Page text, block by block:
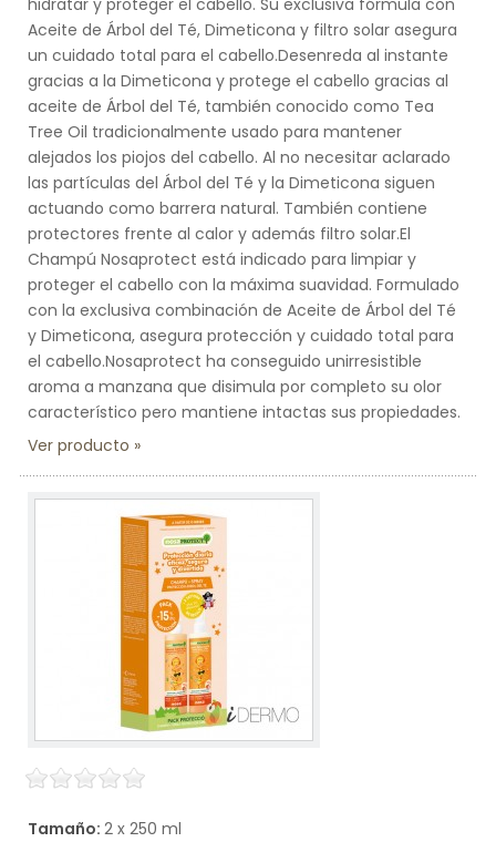
hidratar y proteger el cabello. Su exclusiva fórmula con
Aceite de Árbol del Té, Dimeticona y filtro solar asegura
un cuidado total para el cabello.Desenreda al instante
gracias a la Dimeticona y protege el cabello gracias al
aceite de Árbol del Té, también conocido como Tea
Tree Oil tradicionalmente usado para mantener
alejados los piojos del cabello. Al no necesitar aclarado
las partículas del Árbol del Té y la Dimeticona siguen
actuando como barrera natural. También contiene
protectores frente al calor y además filtro solar.El
Champú Nosaprotect está indicado para limpiar y
proteger el cabello con la máxima suavidad. Formulado
con la exclusiva combinación de Aceite de Árbol del Té
y Dimeticona, asegura protección y cuidado total para
el cabello.Nosaprotect ha conseguido unirresistible
aroma a manzana que disimula por completo su olor
característico pero mantiene intactas sus propiedades.
Ver producto
Tamaño: 2 x 250 ml